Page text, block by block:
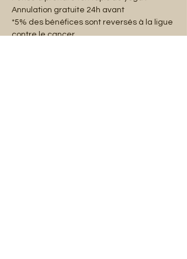
Annulation gratuite 24h avant
*5% des bénéfices sont reversés à la ligue
contre le cancer.